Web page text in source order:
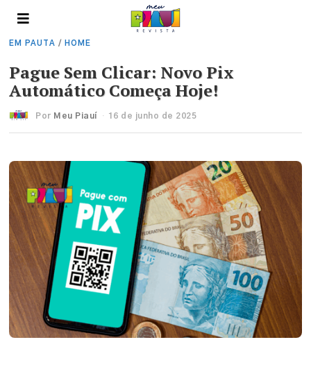
EM PAUTA / HOME
Pague Sem Clicar: Novo Pix
Automático Começa Hoje!
Por Meu Piauí 16 de junho de 2025